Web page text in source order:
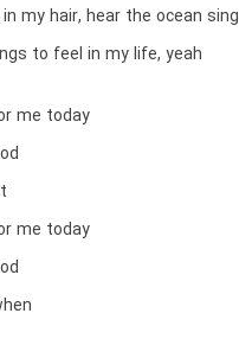
my hair, hear the ocean sing
to feel in my life, yeah
me today
me today